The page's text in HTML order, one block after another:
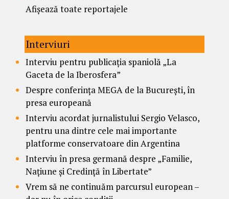
Afișează toate reportajele
Interviuri
Interviu pentru publicația spaniolă „La
Gaceta de la Iberosfera”
Despre conferința MEGA de la București, în
presa europeană
Interviu acordat jurnalistului Sergio Velasco,
pentru una dintre cele mai importante
platforme conservatoare din Argentina
Interviu în presa germană despre „Familie,
Națiune și Credință în Libertate”
Vrem să ne continuăm parcursul european –